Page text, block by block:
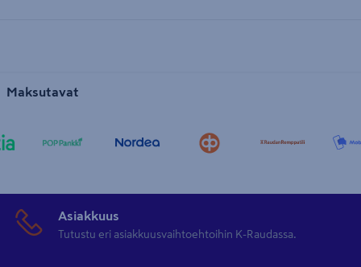
Maksutavat
Asiakkuus
Tutustu eri asiakkuusvaihtoehtoihin K-Raudassa.